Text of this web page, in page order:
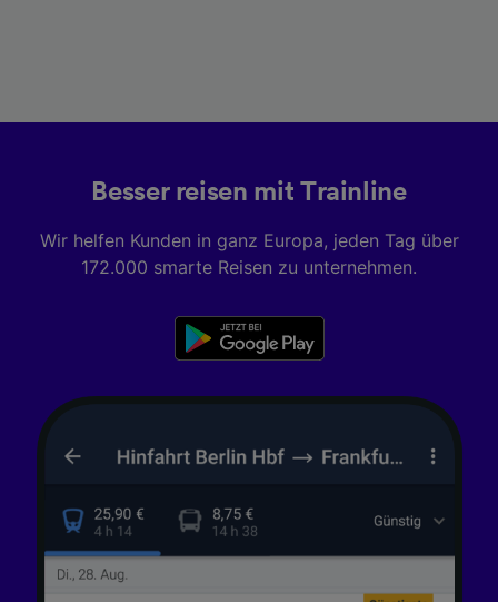
Besser reisen mit Trainline
Wir helfen Kunden in ganz Europa, jeden Tag über
172.000 smarte Reisen zu unternehmen.